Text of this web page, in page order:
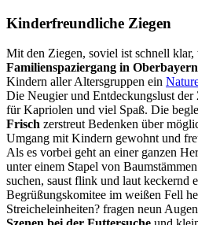
Kinderfreundliche Ziegen
Mit den Ziegen, soviel ist schnell
Familienspaziergang in Oberbayern
Kindern aller Altersgruppen ein
Die Neugier und Entdeckungslust der
für Kapriolen und viel Spaß. Die
Frisch zerstreut Bedenken über
Umgang mit Kindern gewohnt und
Als es vorbei geht an einer ganzen
unter einem Stapel von
suchen, saust flink und laut keckernd
Begrüßungskomitee im weißen Fell
Streicheleinheiten? fragen neun